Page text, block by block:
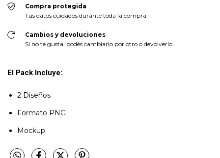
Compra protegida
Tus datos cuidados durante toda la compra.
Cambios y devoluciones
Si no te gusta, podés cambiarlo por otro o devolverlo.
El Pack Incluye:
2 Diseños
Formato PNG
Mockup